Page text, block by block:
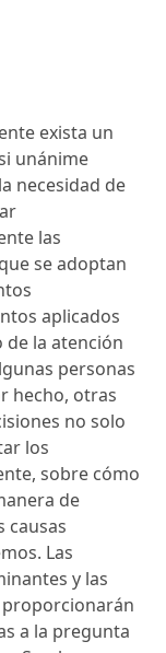
exista un
unánime
necesidad de
las
se adoptan
aplicados
de la atención
personas
hecho, otras
no solo
los
sobre cómo
de
causas
Las
y las
proporcionarán
a la pregunta